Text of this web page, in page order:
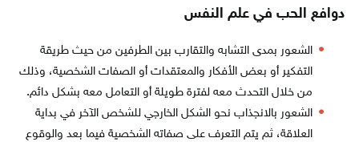
دوافع الحب في علم النفس
الشعور بمدى التشابه والتقارب بين الطرفين من حيث طريقة
التفكير أو بعض الأفكار والمعتقدات أو الصفات الشخصية، وذلك
من خلال التحدث معه لفترة طويلة أو التعامل معه بشكل دائم.
الشعور بالانجذاب نحو الشكل الخارجي للشخص الآخر في بداية
العلاقة، ثم يتم التعرف على صفاته الشخصية فيما بعد والوقوع